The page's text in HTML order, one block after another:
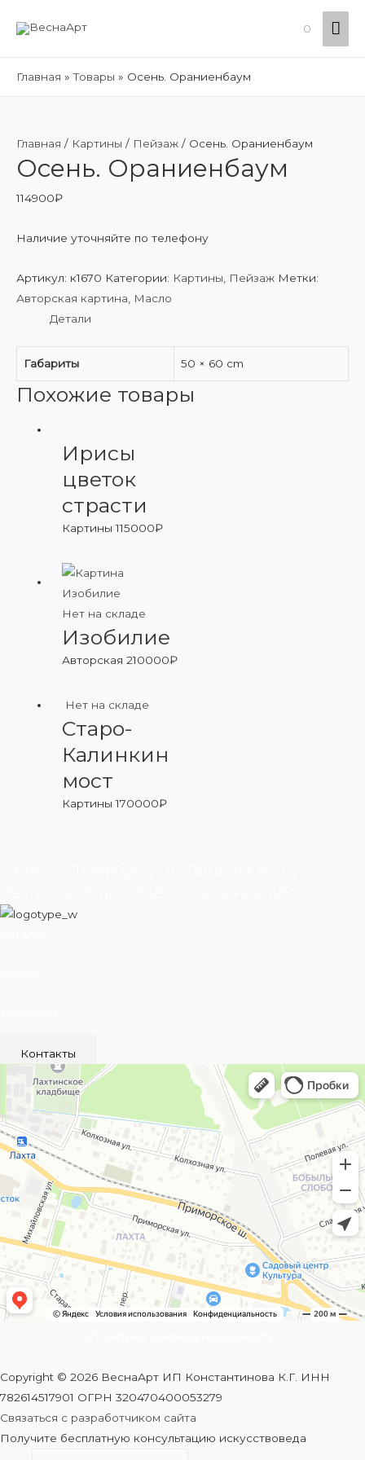
0
Главная Товары Осень. Ораниенбаум
Главная / Картины / Пейзаж / Осень. Ораниенбаум
Осень. Ораниенбаум
114900₽
Наличие уточняйте по телефону
Артикул: к1670 Категории: Картины Пейзаж Метки:
Авторская картина
Масло
Детали
Габариты 50 × 60 cm
Похожие товары
Ирисы
цветок
страсти
Картины115000₽
Нет на складе
Изобилие
Авторская210000₽
Нет на складе
Старо-
Калинкин
мост
Картины170000₽
Контакты
Copyright © 2026 ВеснаАрт ИП Константинова К.Г. ИНН
782614517901 ОГРН 320470400053279
Связаться с разработчиком сайта
Получите бесплатную консультацию искусствоведа